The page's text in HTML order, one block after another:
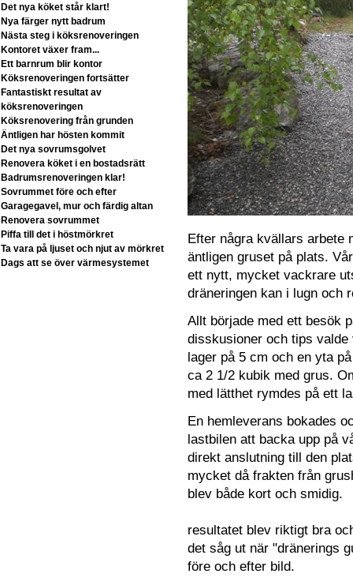
Det nya köket står klart!
Nya färger nytt badrum
Nästa steg i köksrenoveringen
Kontoret växer fram...
Ett barnrum blir kontor
Köksrenoveringen fortsätter
Fantastiskt resultat av
köksrenoveringen
Köksrenovering från grunden
Äntligen har hösten kommit
Det nya sovrumsgolvet
Renovera köket i en bostadsrätt
Badrumsrenoveringen klar!
Sovrummet före och efter
Garagegavel, mur och färdig altan
Renovera sovrummet
Piffa till det i höstmörkret
Ta vara på ljuset och njut av mörkret
Dags att se över värmesystemet
Efter några kvällars arbete
äntligen gruset på plats.
ett nytt, mycket vackrare
dräneringen kan i lugn och
Allt började med ett besök
disskusioner och tips
lager på 5 cm och en yta
ca 2 1/2 kubik med grus.
med lätthet rymdes på ett
En hemleverans bokades
lastbilen att backa upp på
direkt anslutning till den
mycket då frakten från
blev både kort och smidig.
resultatet blev riktigt bra
det såg ut när "dränerings
före och efter bild.